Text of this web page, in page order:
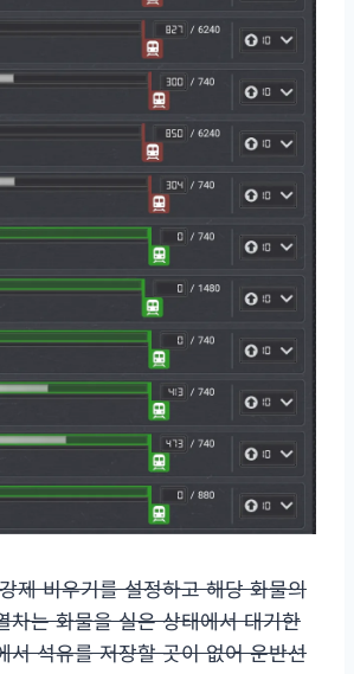
제 비우기를 설정하고 해당 화물의
차는 화물을 실은 상태에서 대기한
서 석유를 저장할 곳이 없어 운반선